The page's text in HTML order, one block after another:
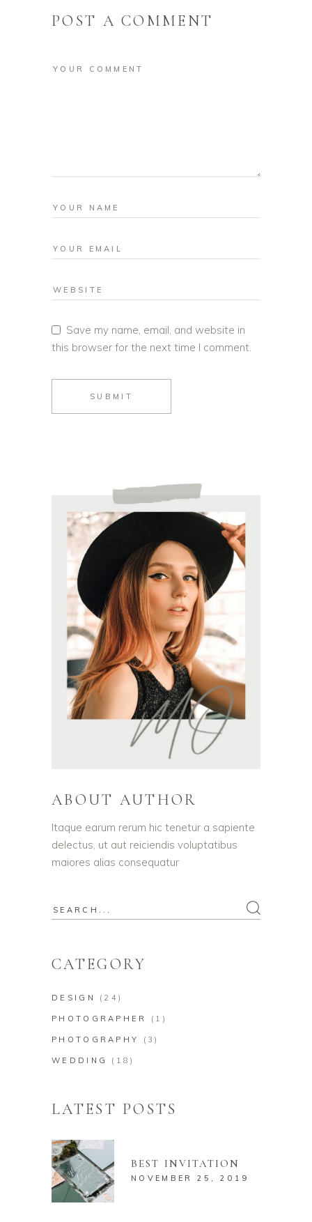
POST A COMMENT
Save my name, email, and website in
this browser for the next time I comment.
SUBMIT
ABOUT AUTHOR
Itaque earum rerum hic tenetur a sapiente
delectus, ut aut reiciendis voluptatibus
maiores alias consequatur
Search
CATEGORY
DESIGN (24)
PHOTOGRAPHER (1)
PHOTOGRAPHY (3)
WEDDING (18)
LATEST POSTS
BEST INVITATION
NOVEMBER 25, 2019